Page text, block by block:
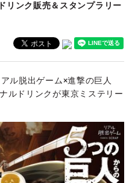
リンク販売＆スタンプラリー
ル脱出ゲーム×進撃の巨人
ルドリンクが東京ミステリー